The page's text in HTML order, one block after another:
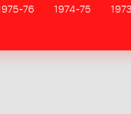
76 1974-75